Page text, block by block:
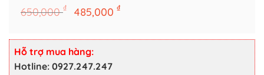
650,000₫
Giá
là:
650,000 ₫.
485,000₫Giá
tại
Hỗ trợ mua hàng:
Hotline: 0927.247.247